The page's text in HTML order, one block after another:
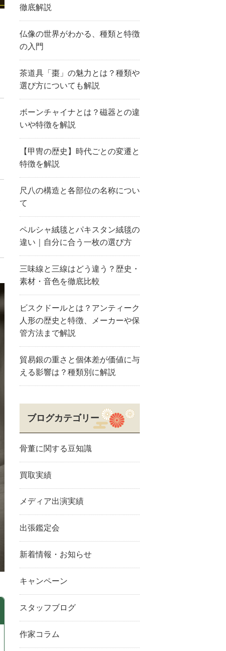
徹底解説
仏像の世界がわかる、種類と特徴
の入門
茶道具「棗」の魅力とは？種類や
選び方についても解説
ボーンチャイナとは？磁器との違
いや特徴を解説
【甲冑の歴史】時代ごとの変遷と
特徴を解説
尺八の構造と各部位の名称につい
て
ペルシャ絨毯とパキスタン絨毯の
違い｜自分に合う一枚の選び方
三味線と三線はどう違う？歴史・
素材・音色を徹底比較
ビスクドールとは？アンティーク
人形の歴史と特徴、メーカーや保
管方法まで解説
貿易銀の重さと個体差が価値に与
える影響は？種類別に解説
ブログカテゴリー
骨董に関する豆知識
買取実績
メディア出演実績
出張鑑定会
新着情報・お知らせ
キャンペーン
スタッフブログ
作家コラム